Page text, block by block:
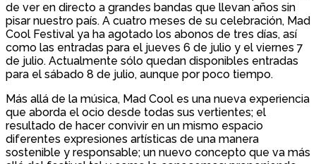
de ver en directo a grandes bandas que llevan años sin
pisar nuestro país. A cuatro meses de su celebración, Mad
Cool Festival ya ha agotado los abonos de tres días, así
como las entradas para el jueves 6 de julio y el viernes 7
de julio. Actualmente sólo quedan disponibles entradas
para el sábado 8 de julio, aunque por poco tiempo.
Más allá de la música, Mad Cool es una nueva experiencia
que aborda el ocio desde todas sus vertientes; el
resultado de hacer convivir en un mismo espacio
diferentes expresiones artísticas de una manera
sostenible y responsable; un nuevo concepto que va más